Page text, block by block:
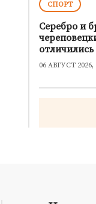
СПОРТ
Серебро и
“Russia
06 АВГУСТ 2026,